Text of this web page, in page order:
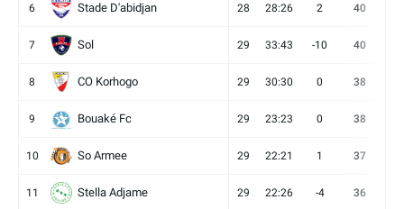
6 Stade D'abidjan 28 28:26 2 40
7 Sol 29 33:43 -10 40
8 CO Korhogo 29 30:30 0 38
9 Bouaké Fc 29 23:23 0 38
10 So Armee 29 22:21 1 37
11 Stella Adjame 29 22:26 -4 36